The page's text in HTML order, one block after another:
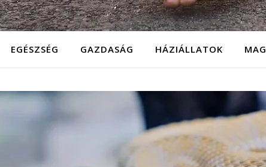
EGÉSZSÉG GAZDASÁG HÁZIÁLLATOK